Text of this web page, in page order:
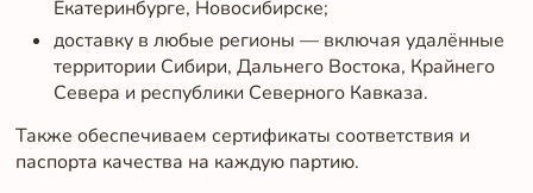
Екатеринбурге, Новосибирске;
доставку в любые регионы — включая удалённые
территории Сибири, Дальнего Востока, Крайнего
Севера и республики Северного Кавказа.
Также обеспечиваем сертификаты соответствия и
паспорта качества на каждую партию.